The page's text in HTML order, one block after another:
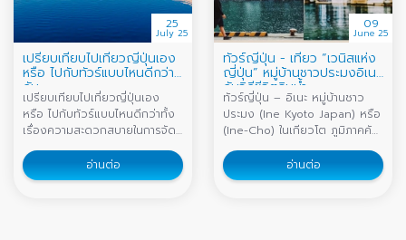
25
July 25
เปรียบเทียบไปเที่ยวญี่ปุ่นเอง
หรือ ไปกับทัวร์แบบไหนดีกว่า
กัน
เปรียบเทียบไปเที่ยวญี่ปุ่นเอง
หรือ ไปกับทัวร์แบบไหนดีกว่าทั้ง
เรื่องความสะดวกสบายในการจัด
วางแผนจองที่พักหรืออาหาร
ตลอดทุกมื้ิอ
อ่านต่อ
09
June 25
ทัวร์ญี่ปุ่น - เที่ยว “เวนิสแห่ง
ญี่ปุ่น” หมู่บ้านชาวประมงอิเนะ
กับวิถีชีวิตริมน้ำ
ทัวร์ญี่ปุ่น – อิเนะ หมู่บ้านชาว
ประมง (Ine Kyoto Japan) หรือ
(Ine-Cho) ในเกียวโต ภูมิภาคคัน
(Japan) เมืองท่าเล็ก ๆ สัมผัส
ความสโลว์ไลฟ์ สงบเงียบ และ
อ่านต่อ